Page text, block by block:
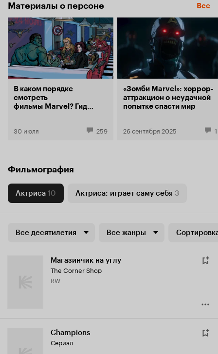
Материалы о персоне Все
В каком порядке
смотреть
фильмы Marvel? Гид
франшизе
30 июля 259
«Зомби Marvel»: хоррор-
аттракцион о неудачной
попытке спасти мир
26 сентября 2025 1
Фильмография
Актриса 10 Актриса: играет саму себя 3
Все десятилетия Все жанры
Магазинчик на углу
The Corner Shop
RW
Champions
Сериал